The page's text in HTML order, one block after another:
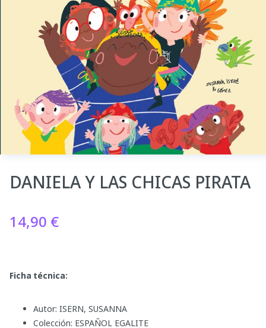
DANIELA Y LAS CHICAS PIRATA
14,90 €
Ficha técnica:
Autor: ISERN, SUSANNA
Colección: ESPAÑOL EGALITE